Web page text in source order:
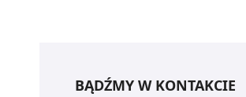
BĄDŹMY W KONTAKCIE